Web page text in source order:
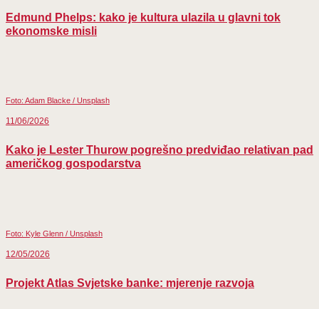
Edmund Phelps: kako je kultura ulazila u glavni tok
ekonomske misli
Foto: Adam Blacke / Unsplash
11/06/2026
Kako je Lester Thurow pogrešno predviđao relativan pad
američkog gospodarstva
Foto: Kyle Glenn / Unsplash
12/05/2026
Projekt Atlas Svjetske banke: mjerenje razvoja